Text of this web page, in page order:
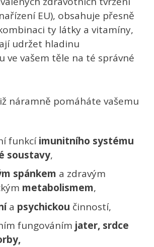
EU), obsahuje přesně
ty látky a vitamíny,
udržet hladinu
ve vašem těle na té správné
náramně pomáháte vašemu
funkcíimunitního systému
soustavy,
spánkem a zdravým
metabolismem,
a psychickou činností,
fungováním jater, srdce